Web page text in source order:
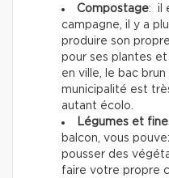
Compostage: il
campagne, il y a
produire son
pour ses plantes
en ville, le bac
municipalité est
autant écolo.
Légumes et
balcon, vous
pousser des
faire votre propre